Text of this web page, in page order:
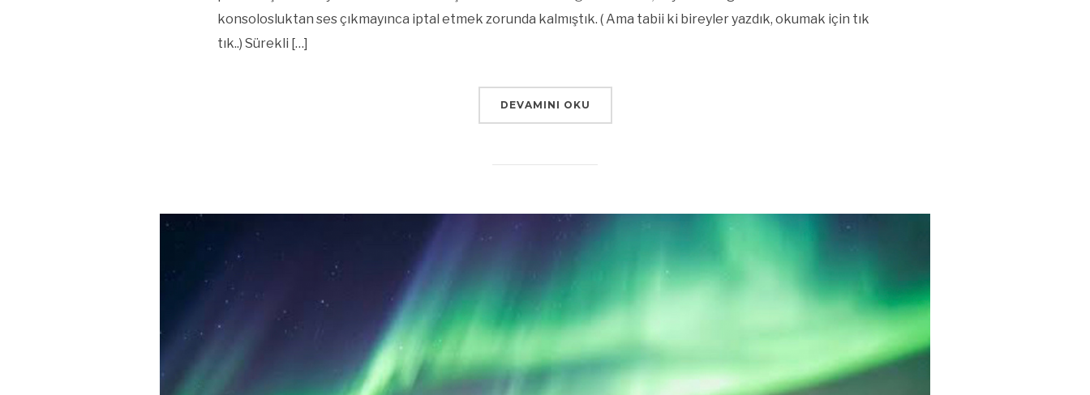
konsolosluktan ses çıkmayınca iptal etmek zorunda kalmıştık. ( Ama tabii ki bireyler yazdık, okumak için tık
tık..) Sürekli […]
DEVAMINI OKU